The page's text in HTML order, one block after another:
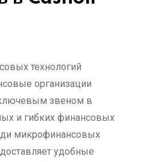
организации
ключевым звеном в
и гибких финансовых
микрофинансовых
удобные